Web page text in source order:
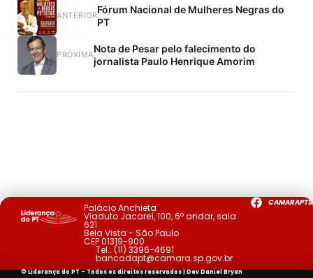
ANTERIORFórum Nacional de Mulheres Negras do
PT
PRÓXIMANota de Pesar pelo falecimento do
jornalista Paulo Henrique Amorim
Palácio Anchieta
Viaduto Jacareí, 100, 6º andar, sala
621
Bela Vista - São Paulo
CEP 01319-900
Tel.: (11) 3396-4691
bancadapt@camara.sp.gov.br
© Liderança do PT - Todos os direitos reservados | DevDaniel Bryan